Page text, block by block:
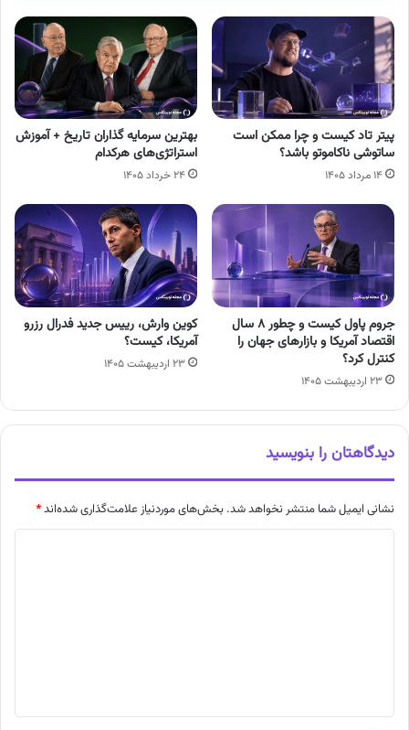
پیتر تاد کیست و چرا ممکن است
ساتوشی ناکاموتو باشد؟
۱۴ مرداد ۱۴۰۵
بهترین سرمایه گذاران تاریخ + آموزش
استراتژی‌های هرکدام
۲۴ خرداد ۱۴۰۵
جروم پاول کیست و چطور ۸ سال
اقتصاد آمریکا و بازارهای جهان را
کنترل کرد؟
۲۳ اردیبهشت ۱۴۰۵
کوین وارش، رییس جدید فدرال رزرو
آمریکا، کیست؟
۲۳ اردیبهشت ۱۴۰۵
دیدگاهتان را بنویسید
نشانی ایمیل شما منتشر نخواهد شد. بخش‌های موردنیاز علامت‌گذاری شده‌اند*